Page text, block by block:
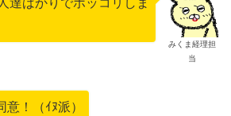
みくま経理担
当
意！（ｲﾇ派）